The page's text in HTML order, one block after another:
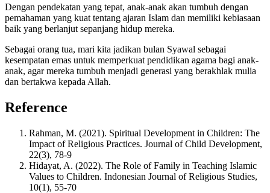
Dengan pendekatan yang tepat, anak-anak akan tumbuh dengan
pemahaman yang kuat tentang ajaran Islam dan memiliki kebiasaan
baik yang berlanjut sepanjang hidup mereka.
Sebagai orang tua, mari kita jadikan bulan Syawal sebagai
kesempatan emas untuk memperkuat pendidikan agama bagi anak-
anak, agar mereka tumbuh menjadi generasi yang berakhlak mulia
dan bertakwa kepada Allah.
Reference
Rahman, M. (2021). Spiritual Development in Children: The
Impact of Religious Practices. Journal of Child Development,
22(3), 78-9
Hidayat, A. (2022). The Role of Family in Teaching Islamic
Values to Children. Indonesian Journal of Religious Studies,
10(1), 55-70